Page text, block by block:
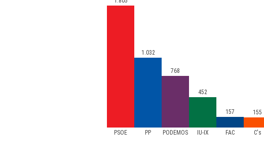
PSOE PP PODEMOS IU-IX FAC C's
1.032
768
452
157
155